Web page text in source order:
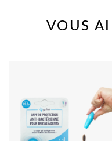
VOUS